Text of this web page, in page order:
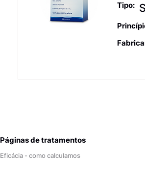
Tipo:
Páginas de tratamentos
Eficácia - como calculamos